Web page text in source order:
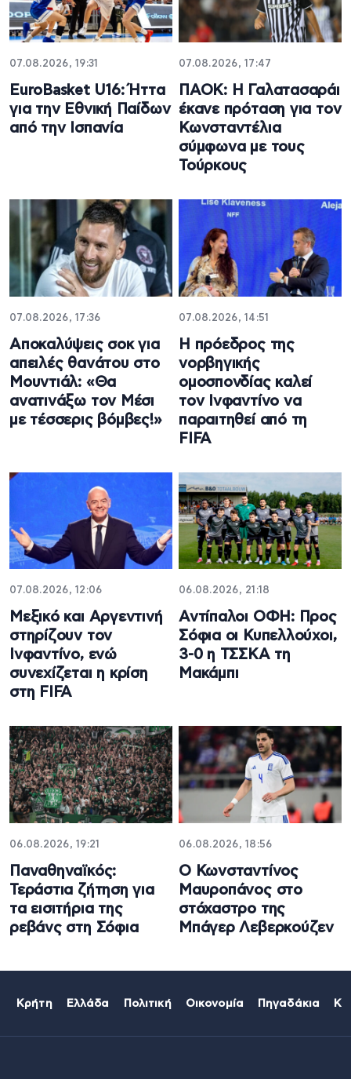
07.08.2026, 19:31
EuroBasket U16: Ήττα
για την Εθνική Παίδων
από την Ισπανία
07.08.2026, 17:47
ΠΑΟΚ: Η Γαλατασαράι
έκανε πρόταση για τον
Κωνσταντέλια
σύμφωνα με τους
Τούρκους
07.08.2026, 17:36
Aποκαλύψεις σοκ για
απειλές θανάτου στο
Μουντιάλ: «Θα
ανατινάξω τον Μέσι
με τέσσερις βόμβες!»
07.08.2026, 14:51
Η πρόεδρος της
νορβηγικής
ομοσπονδίας καλεί
τον Ινφαντίνο να
παραιτηθεί από τη
FIFA
07.08.2026, 12:06
Μεξικό και Αργεντινή
στηρίζουν τον
Ινφαντίνο, ενώ
συνεχίζεται η κρίση
στη FIFA
06.08.2026, 21:18
Αντίπαλοι ΟΦΗ: Προς
Σόφια οι Κυπελλούχοι,
3-0 η ΤΣΣΚΑ τη
Μακάμπι
06.08.2026, 19:21
Παναθηναϊκός:
Τεράστια ζήτηση για
τα εισιτήρια της
ρεβάνς στη Σόφια
06.08.2026, 18:56
Ο Κωνσταντίνος
Μαυροπάνος στο
στόχαστρο της
Μπάγερ Λεβερκούζεν
Κρήτη Ελλάδα Πολιτική Οικονομία Πηγαδάκια